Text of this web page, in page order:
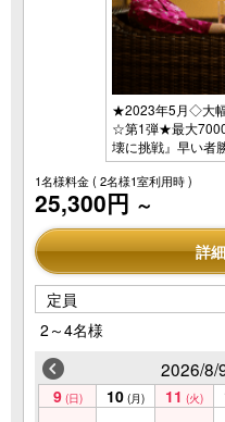
★2023年5月◇大
☆第1弾★最大
壊に挑戦』早い者
1名様料金( 2名様1室利用時 )
25,300円 ～
詳
定員
2～4名様
2026/8/
9 (日) 10 (月) 11 (火)